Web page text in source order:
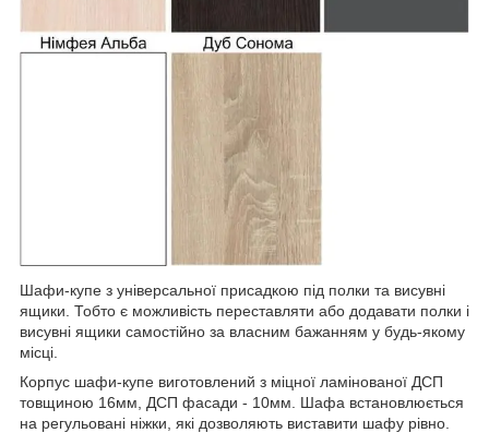
Шафи-купе з універсальної присадкою під полки та висувні
ящики. Тобто є можливість переставляти або додавати полки і
висувні ящики самостійно за власним бажанням у будь-якому
місці.
Корпус шафи-купе виготовлений з міцної ламінованої ДСП
товщиною 16мм, ДСП фасади - 10мм. Шафа встановлюється
на регульовані ніжки, які дозволяють виставити шафу рівно.